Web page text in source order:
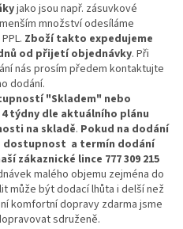
jako jsou např. zásuvkové
množství odesíláme
Zboží takto expedujeme
od přijetí objednávky. Při
nás prosím předem kontaktujte
dodání.
"Skladem" nebo
týdny dle aktuálního plánu
na skladě. Pokud na dodání
dostupnost a termín dodání
zákaznické lince 777 309 215
malého objemu zejména do
může být dodací lhůta i delší než
komfortní dopravy zdarma jsme
sdruženě.